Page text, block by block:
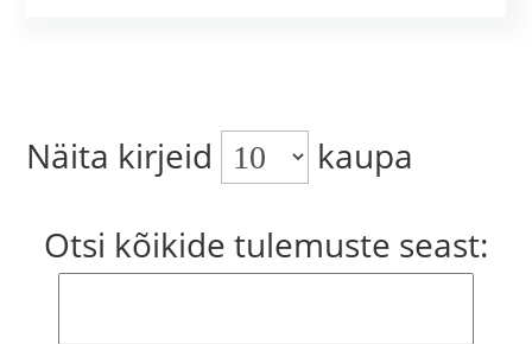
Näita kirjeid
kaupa
Otsi kõikide tulemuste seast: